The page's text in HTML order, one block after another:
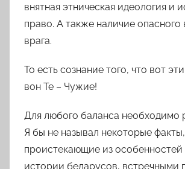
внятная этническая идеология и
право. А также наличие опасного
врага.
То есть сознание того, что вот
вон Те – Чужие!
Для любого баланса необходимо
Я бы не называл некоторые факты,
проистекающие из особенностей
истории беларусов, встречными